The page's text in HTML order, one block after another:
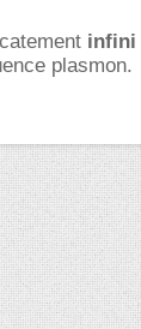
infini
plasmon.